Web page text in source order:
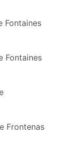
Fontaines
Fontaines
Frontenas